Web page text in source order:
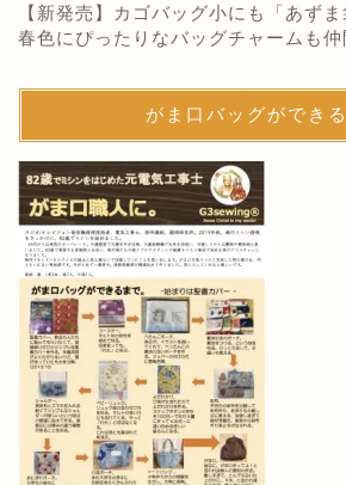
【新発売】カゴバッグ小にも「あず
春色にぴったりなバッグチャームも仲
がま口バッグができ